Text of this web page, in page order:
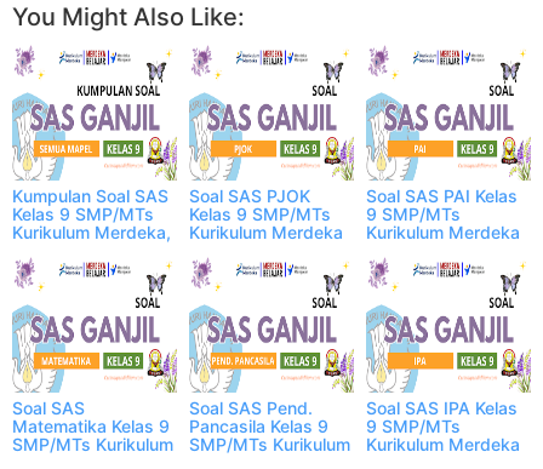
You Might Also Like:
Kumpulan Soal SAS
Kelas 9 SMP/MTs
Kurikulum Merdeka,
Soal SAS PJOK
Kelas 9 SMP/MTs
Kurikulum Merdeka
Soal SAS PAI Kelas
9 SMP/MTs
Kurikulum Merdeka
Soal SAS
Matematika Kelas 9
SMP/MTs Kurikulum
Soal SAS Pend.
Pancasila Kelas 9
SMP/MTs Kurikulum
Soal SAS IPA Kelas
9 SMP/MTs
Kurikulum Merdeka